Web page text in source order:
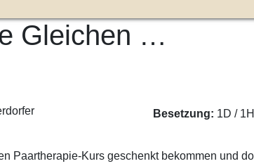
Gleichen …
Besetzung: 1D /
Paartherapie-Kurs geschenkt bekommen und